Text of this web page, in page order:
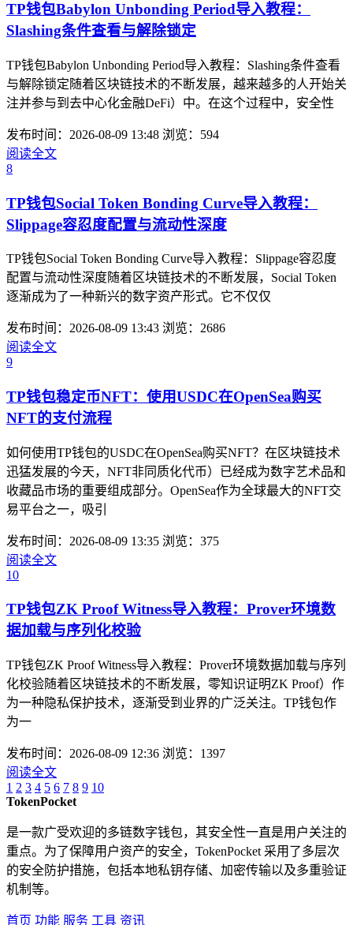
TP钱包Babylon Unbonding Period导入教程：
Slashing条件查看与解除锁定
TP钱包Babylon Unbonding Period导入教程：Slashing条件查看
与解除锁定随着区块链技术的不断发展，越来越多的人开始关
注并参与到去中心化金融DeFi）中。在这个过程中，安全性
发布时间：2026-08-09 13:48 浏览：594
阅读全文
8
TP钱包Social Token Bonding Curve导入教程：
Slippage容忍度配置与流动性深度
TP钱包Social Token Bonding Curve导入教程：Slippage容忍度
配置与流动性深度随着区块链技术的不断发展，Social Token
逐渐成为了一种新兴的数字资产形式。它不仅仅
发布时间：2026-08-09 13:43 浏览：2686
阅读全文
9
TP钱包稳定币NFT：使用USDC在OpenSea购买
NFT的支付流程
如何使用TP钱包的USDC在OpenSea购买NFT？在区块链技术
迅猛发展的今天，NFT非同质化代币）已经成为数字艺术品和
收藏品市场的重要组成部分。OpenSea作为全球最大的NFT交
易平台之一，吸引
发布时间：2026-08-09 13:35 浏览：375
阅读全文
10
TP钱包ZK Proof Witness导入教程：Prover环境数
据加载与序列化校验
TP钱包ZK Proof Witness导入教程：Prover环境数据加载与序列
化校验随着区块链技术的不断发展，零知识证明ZK Proof）作
为一种隐私保护技术，逐渐受到业界的广泛关注。TP钱包作
为一
发布时间：2026-08-09 12:36 浏览：1397
阅读全文
1 2 3 4 5 6 7 8 9 10
TokenPocket
是一款广受欢迎的多链数字钱包，其安全性一直是用户关注的
重点。为了保障用户资产的安全，TokenPocket 采用了多层次
的安全防护措施，包括本地私钥存储、加密传输以及多重验证
机制等。
首页 功能 服务 工具 资讯